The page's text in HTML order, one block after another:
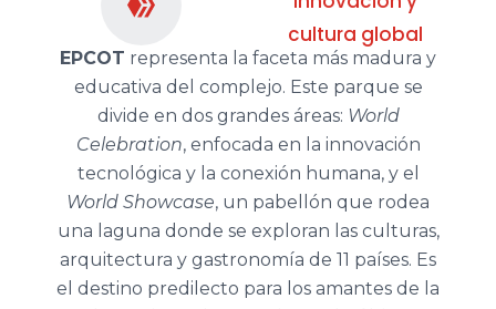
cultura global
EPCOT representa la faceta más madura y
educativa del complejo. Este parque se
divide en dos grandes áreas: World
Celebration, enfocada en la innovación
tecnológica y la conexión humana, y el
World Showcase, un pabellón que rodea
una laguna donde se exploran las culturas,
arquitectura y gastronomía de 11 países. Es
el destino predilecto para los amantes de la